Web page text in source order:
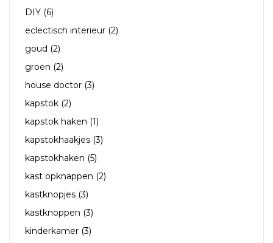
DIY (6)
eclectisch interieur (2)
goud (2)
groen (2)
house doctor (3)
kapstok (2)
kapstok haken (1)
kapstokhaakjes (3)
kapstokhaken (5)
kast opknappen (2)
kastknopjes (3)
kastknoppen (3)
kinderkamer (3)